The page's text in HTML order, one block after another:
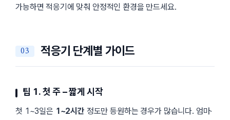
가능하면 적응기에 맞춰 안정적인 환경을 만드세요.
적응기 단계별 가이드
팁 1. 첫 주 – 짧게 시작
첫 1~3일은 1~2시간 정도만 등원하는 경우가 많습니다. 엄마·